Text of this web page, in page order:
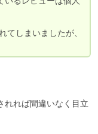
てしまいましたが、
れれば間違いなく目立